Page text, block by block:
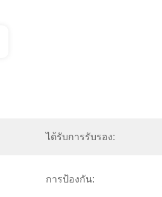
ได้รับการรับรอง:
การป้องกัน: